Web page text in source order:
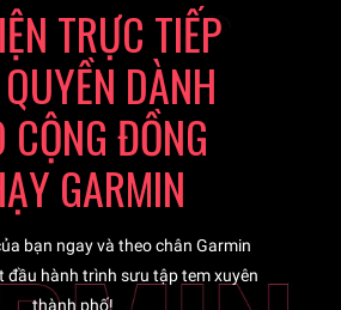
TRỰC TIẾP
DÀNH
CỘNG ĐỒNG
GARMIN
bạn ngay và theo chân Garmin
đầu hành trình sưu tập tem xuyên
thành phố!